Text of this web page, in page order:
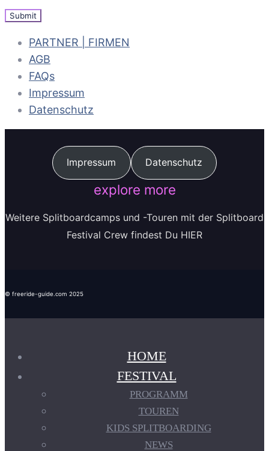
PARTNER | FIRMEN
AGB
FAQs
Impressum
Datenschutz
Impressum Datenschutz
explore more
Weitere Splitboardcamps und -Touren mit der Splitboard
Festival Crew findest Du HIER
© freeride-guide.com 2025
HOME
FESTIVAL
PROGRAMM
TOUREN
KIDS SPLITBOARDING
NEWS